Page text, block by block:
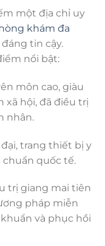
một địa chỉ uy
khám đa
tin cậy.
nổi bật:
môn cao, giàu
hội, đã điều trị
nhân.
trang thiết bị y
quốc tế.
trị giang mai tiên
pháp miễn
và phục hồi